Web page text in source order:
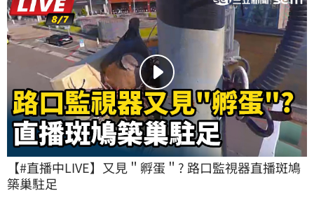
【#直播中LIVE】又見＂孵蛋＂? 路口監視器直播斑鳩
築巢駐足